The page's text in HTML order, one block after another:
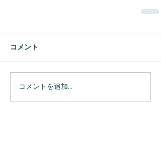
コメント
コメントを追加…